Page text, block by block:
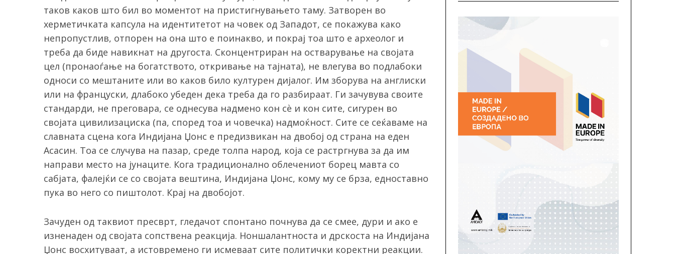
таков каков што бил во моментот на пристигнувањето таму. Затворен во
херметичката капсула на идентитетот на човек од Западот, се покажува како
непропустлив, отпорен на она што е поинакво, и покрај тоа што е археолог и
треба да биде навикнат на другоста. Сконцентриран на остварување на својата
цел (пронаоѓање на богатството, откривање на тајната), не влегува во подлабоки
односи со мештаните или во каков било културен дијалог. Им зборува на англиски
или на француски, длабоко убеден дека треба да го разбираат. Ги зачувува своите
стандарди, не преговара, се однесува надмено кон сѐ и кон сите, сигурен во
својата цивилизациска (па, според тоа и човечка) надмоќност. Сите се сеќаваме на
славната сцена кога Индијана Џонс е предизвикан на двобој од страна на еден
Асасин. Тоа се случува на пазар, среде толпа народ, која се растргнува за да им
направи место на јунаците. Кога традиционално облечениот борец мавта со
сабјата, фалејќи се со својата вештина, Индијана Џонс, кому му се брза, едноставно
пука во него со пиштолот. Крај на двобојот.
Зачуден од таквиот пресврт, гледачот спонтано почнува да се смее, дури и ако е
изненаден од својата сопствена реакција. Ноншалантноста и дрскоста на Индијана
Џонс восхитуваат, а истовремено ги исмеваат сите политички коректни реакции.